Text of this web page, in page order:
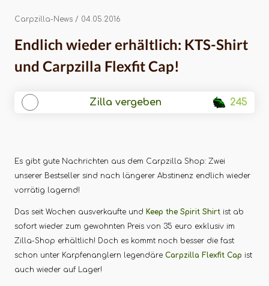
Carpzilla-News / 04.05.2016
Endlich wieder erhältlich: KTS-Shirt
und Carpzilla Flexfit Cap!
Zilla vergeben 245
Es gibt gute Nachrichten aus dem Carpzilla Shop: Zwei
unserer Bestseller sind nach längerer Abstinenz endlich wieder
vorrätig lagernd!
Das seit Wochen ausverkaufte und Keep the Spirit Shirt ist ab
sofort wieder zum gewohnten Preis von 35 euro exklusiv im
Zilla-Shop erhältlich! Doch es kommt noch besser die fast
schon unter Karpfenanglern legendäre Carpzilla Flexfit Cap ist
auch wieder auf Lager!